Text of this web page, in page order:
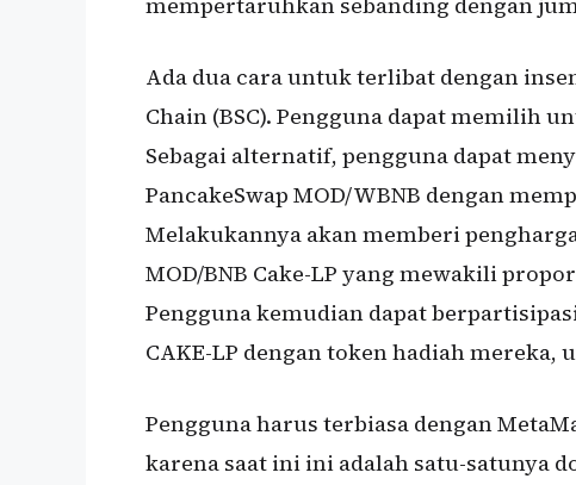
Ada dua cara untuk terlibat dengan
Chain (BSC). Pengguna dapat memilih
Sebagai alternatif, pengguna dapat
PancakeSwap MOD/WBNB dengan
Melakukannya akan memberi
MOD/BNB Cake-LP yang mewakili
Pengguna kemudian dapat
CAKE-LP dengan token hadiah
Pengguna harus terbiasa dengan
karena saat ini ini adalah satu-satunya